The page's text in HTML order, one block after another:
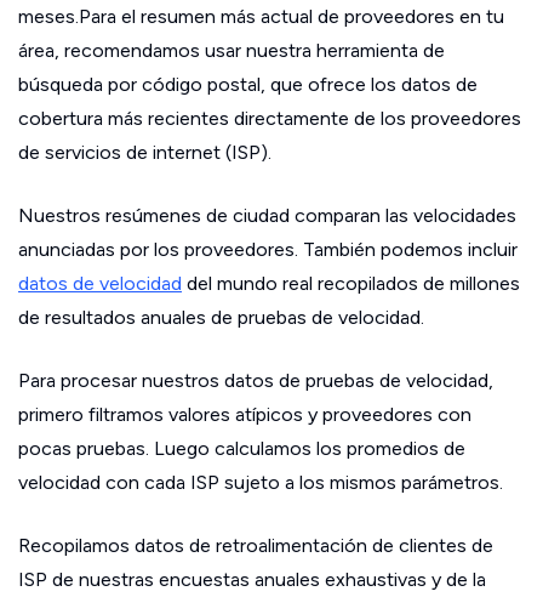
meses.Para el resumen más actual de proveedores en tu
área, recomendamos usar nuestra herramienta de
búsqueda por código postal, que ofrece los datos de
cobertura más recientes directamente de los proveedores
de servicios de internet (ISP).
Nuestros resúmenes de ciudad comparan las velocidades
anunciadas por los proveedores. También podemos incluir
datos de velocidad del mundo real recopilados de millones
de resultados anuales de pruebas de velocidad.
Para procesar nuestros datos de pruebas de velocidad,
primero filtramos valores atípicos y proveedores con
pocas pruebas. Luego calculamos los promedios de
velocidad con cada ISP sujeto a los mismos parámetros.
Recopilamos datos de retroalimentación de clientes de
ISP de nuestras encuestas anuales exhaustivas y de la